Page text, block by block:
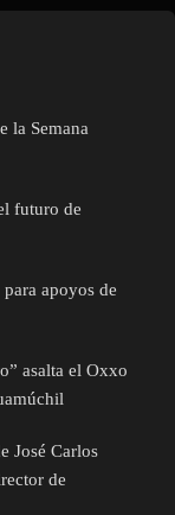
la Semana
futuro de
apoyos de
asalta el Oxxo
José Carlos
de